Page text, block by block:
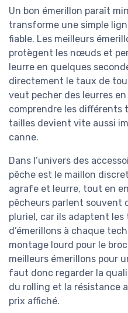
Un bon émerillon paraît
transforme une simple
fiable. Les meilleurs
protègent les nœuds et
leurre en quelques
directement le taux de
veut pecher des leurres
comprendre les différents
tailles devient vite aussi
canne.
Dans l’univers des
pêche est le maillon
agrafe et leurre, tout en
pêcheurs parlent souvent
pluriel, car ils adaptent
d’émerillons à chaque
montage lourd pour le
meilleurs émerillons pour
faut donc regarder la
du rolling et la résistance
prix affiché.